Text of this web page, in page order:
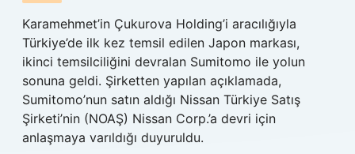
Karamehmet’in Çukurova Holding’i aracılığıyla
Türkiye’de ilk kez temsil edilen Japon markası,
ikinci temsilciliğini devralan Sumitomo ile yolun
sonuna geldi. Şirketten yapılan açıklamada,
Sumitomo’nun satın aldığı Nissan Türkiye Satış
Şirketi’nin (NOAŞ) Nissan Corp.’a devri için
anlaşmaya varıldığı duyuruldu.